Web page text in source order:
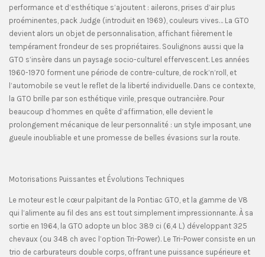
performance et d’esthétique s’ajoutent : ailerons, prises d’air plus
proéminentes, pack Judge (introduit en 1969), couleurs vives… La GTO
devient alors un objet de personnalisation, affichant fièrement le
tempérament frondeur de ses propriétaires. Soulignons aussi que la
GTO s’insère dans un paysage socio-culturel effervescent. Les années
1960-1970 forment une période de contre-culture, de rock’n’roll, et
l’automobile se veut le reflet de la liberté individuelle. Dans ce contexte,
la GTO brille par son esthétique virile, presque outrancière. Pour
beaucoup d’hommes en quête d’affirmation, elle devient le
prolongement mécanique de leur personnalité : un style imposant, une
gueule inoubliable et une promesse de belles évasions sur la route.
Motorisations Puissantes et Évolutions Techniques
Le moteur est le cœur palpitant de la Pontiac GTO, et la gamme de V8
qui l’alimente au fil des ans est tout simplement impressionnante. À sa
sortie en 1964, la GTO adopte un bloc 389 ci (6,4 L) développant 325
chevaux (ou 348 ch avec l’option Tri-Power). Le Tri-Power consiste en un
trio de carburateurs double corps, offrant une puissance supérieure et